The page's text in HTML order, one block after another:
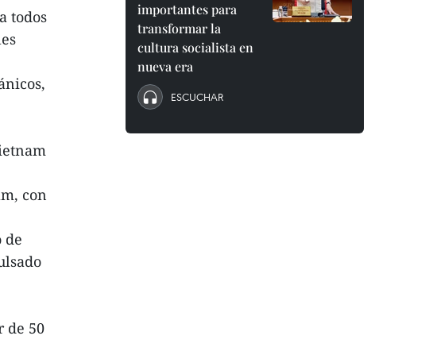
todos
con
de
de 50
importantes para
transformar la
cultura socialista en
nueva era
ESCUCHAR